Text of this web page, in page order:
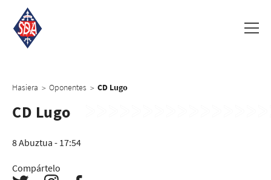
Hasiera > Oponentes > CD Lugo
CD Lugo
8 Abuztua - 17:54
Compártelo